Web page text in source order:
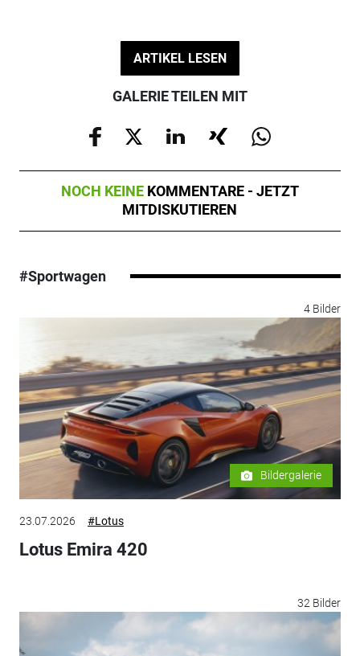
ARTIKEL LESEN
GALERIE TEILEN MIT
NOCH KEINE KOMMENTARE - JETZT
MITDISKUTIEREN
#Sportwagen
4 Bilder
Bildergalerie
23.07.2026 #Lotus
Lotus Emira 420
32 Bilder